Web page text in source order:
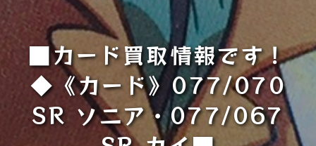
■カード買取情報です！
◆《カード》077/070
SR ソニア・077/067